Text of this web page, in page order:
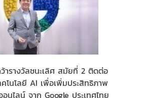
ารางวัลชนะเลิศ สมัยที่ 2 ติดต่อ
โนโลยี AI เพื่อเพิ่มประสิทธิภาพ
นไลน์ จาก Google ประเทศไทย